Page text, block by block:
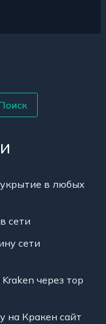
в любых
сети
сети
через тор
на Кракен сайт